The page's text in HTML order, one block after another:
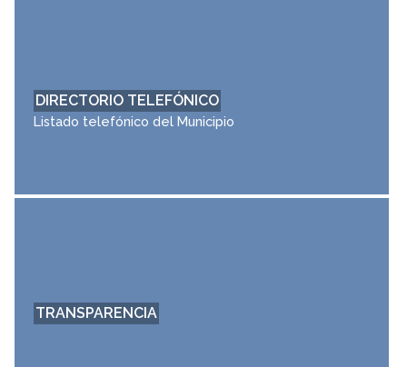
DIRECTORIO TELEFÓNICO
Listado telefónico del Municipio
TRANSPARENCIA